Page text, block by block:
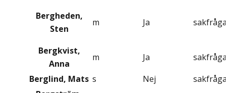
Bergheden,
Sten
m Ja
Bergkvist,
Anna
m Ja
Berglind, Mats s Nej